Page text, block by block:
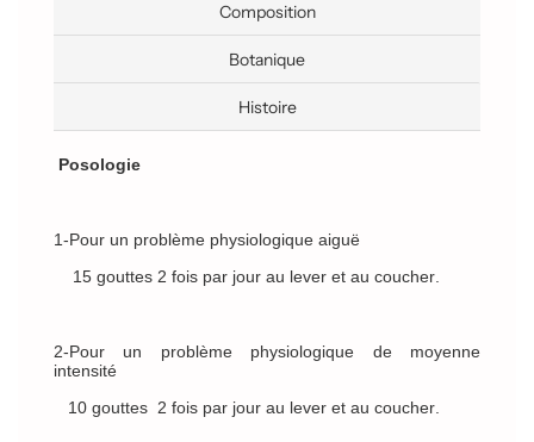
Composition
Botanique
Histoire
Posologie
1-Pour un problème physiologique aiguë
15 gouttes 2 fois par jour au lever et au coucher.
2-Pour un problème physiologique de moyenne
intensité
10 gouttes 2 fois par jour au lever et au coucher.